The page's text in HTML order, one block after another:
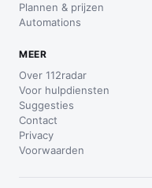
Plannen & prijzen
Automations
MEER
Over 112radar
Voor hulpdiensten
Suggesties
Contact
Privacy
Voorwaarden